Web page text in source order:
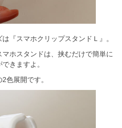
『スマホクリップスタンドＬ』。
ホスタンドは、挟むだけで簡単に
きますよ。
色展開です。